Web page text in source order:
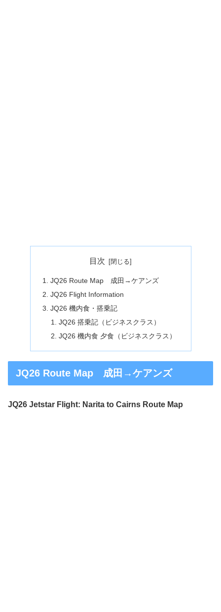
目次
JQ26 Route Map 成田→ケアンズ
JQ26 Flight Information
JQ26 機内食・搭乗記
JQ26 搭乗記（ビジネスクラス）
JQ26 機内食 夕食（ビジネスクラス）
JQ26 Route Map 成田→ケアンズ
JQ26 Jetstar Flight: Narita to Cairns Route Map